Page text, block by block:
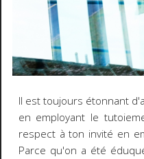
Il est toujours étonnant
en employant le
respect à ton invité en
Parce qu'on a été